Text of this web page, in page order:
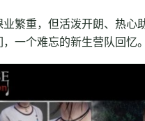
繁重，但活泼开朗、热
一个难忘的新生营队回忆。